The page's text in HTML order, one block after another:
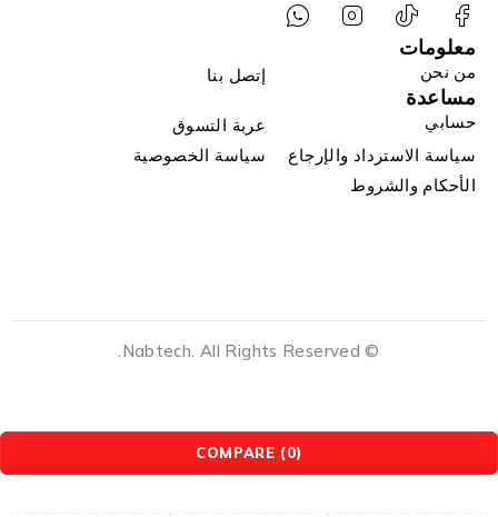
معلومات
من نحن إتصل بنا
مساعدة
حسابي
عربة التسوق
سياسة الاسترداد والإرجاع
سياسة الخصوصية
الأحكام والشروط
© Nabtech. All Rights Reserved.
COMPARE (0)